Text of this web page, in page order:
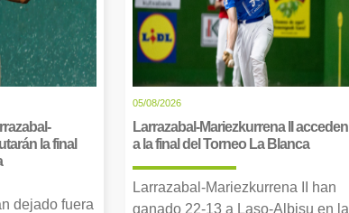
la final
dejado fuera
05/08/2026
Larrazabal-Mariezkurrena II acceden
a la final del Torneo La Blanca
Larrazabal-Mariezkurrena II han
ganado 22-13 a Laso-Albisu en la